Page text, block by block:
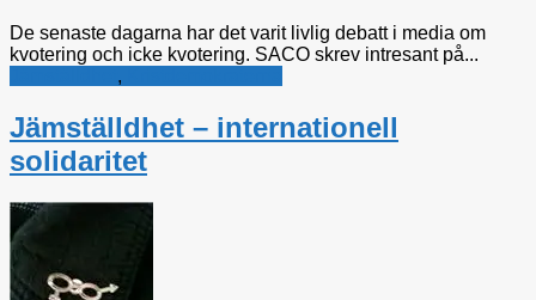
De senaste dagarna har det varit livlig debatt i media om
kvotering och icke kvotering. SACO skrev intresant på...
,
Jämställdhet – internationell
solidaritet